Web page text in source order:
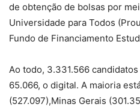
de obtenção de bolsas por
Universidade para Todos
Fundo de Financiamento
Ao todo, 3.331.566
65.066, o digital. A maioria
(527.097),Minas Gerais